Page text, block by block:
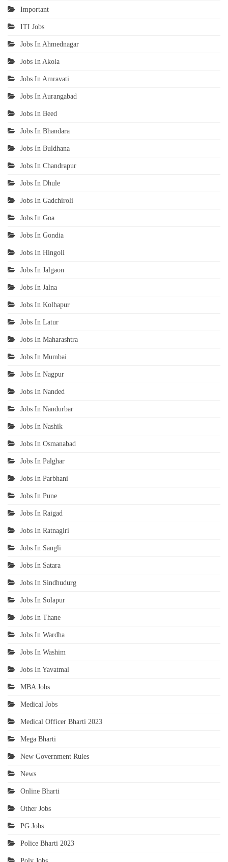
Important
ITI Jobs
Jobs In Ahmednagar
Jobs In Akola
Jobs In Amravati
Jobs In Aurangabad
Jobs In Beed
Jobs In Bhandara
Jobs In Buldhana
Jobs In Chandrapur
Jobs In Dhule
Jobs In Gadchiroli
Jobs In Goa
Jobs In Gondia
Jobs In Hingoli
Jobs In Jalgaon
Jobs In Jalna
Jobs In Kolhapur
Jobs In Latur
Jobs In Maharashtra
Jobs In Mumbai
Jobs In Nagpur
Jobs In Nanded
Jobs In Nandurbar
Jobs In Nashik
Jobs In Osmanabad
Jobs In Palghar
Jobs In Parbhani
Jobs In Pune
Jobs In Raigad
Jobs In Ratnagiri
Jobs In Sangli
Jobs In Satara
Jobs In Sindhudurg
Jobs In Solapur
Jobs In Thane
Jobs In Wardha
Jobs In Washim
Jobs In Yavatmal
MBA Jobs
Medical Jobs
Medical Officer Bharti 2023
Mega Bharti
New Government Rules
News
Online Bharti
Other Jobs
PG Jobs
Police Bharti 2023